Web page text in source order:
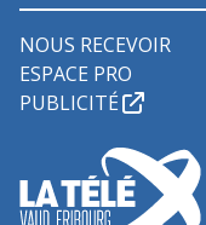
NOUS RECEVOIR
ESPACE PRO
PUBLICITÉ